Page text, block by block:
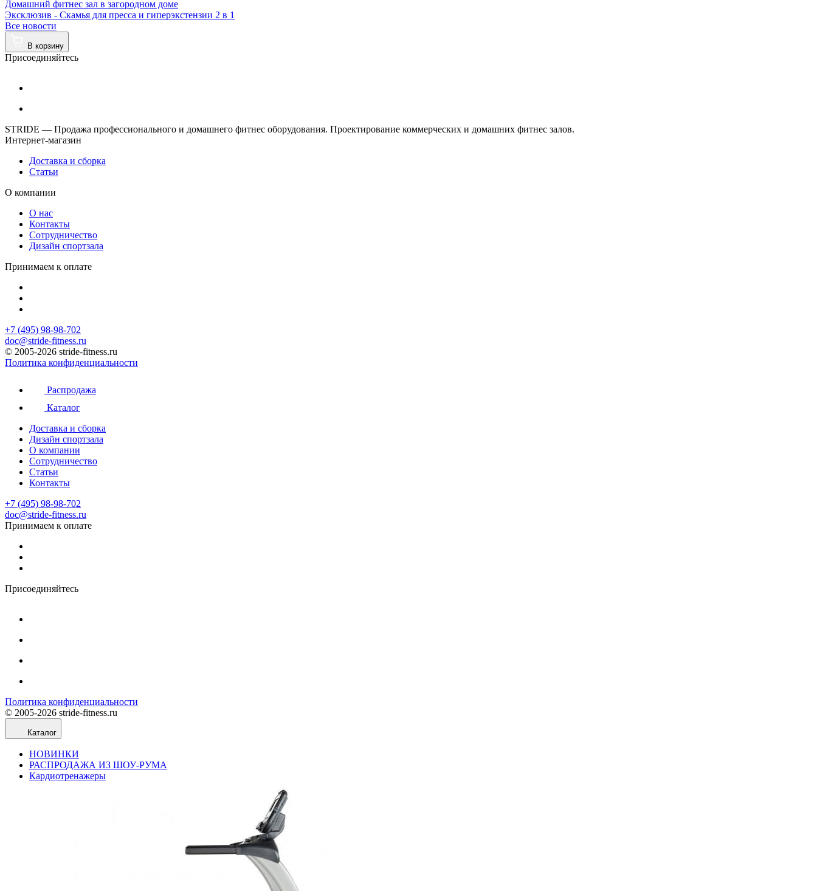
Домашний фитнес зал в загородном доме
Эксклюзив - Скамья для пресса и гиперэкстензии 2 в 1
Все новости
В корзину
Присоединяйтесь
STRIDE — Продажа профессионального и домашнего фитнес оборудования. Проектирование коммерческих и домашних фитнес залов.
Интернет-магазин
Доставка и сборка
Статьи
О компании
О нас
Контакты
Сотрудничество
Дизайн спортзала
Принимаем к оплате
+7 (495) 98-98-702
doc@stride-fitness.ru
© 2005-2026 stride-fitness.ru
Политика конфиденциальности
Распродажа
Каталог
Доставка и сборка
Дизайн спортзала
О компании
Сотрудничество
Статьи
Контакты
+7 (495) 98-98-702
doc@stride-fitness.ru
Принимаем к оплате
Присоединяйтесь
Политика конфиденциальности
© 2005-2026 stride-fitness.ru
Каталог
НОВИНКИ
РАСПРОДАЖА ИЗ ШОУ-РУМА
Кардиотренажеры